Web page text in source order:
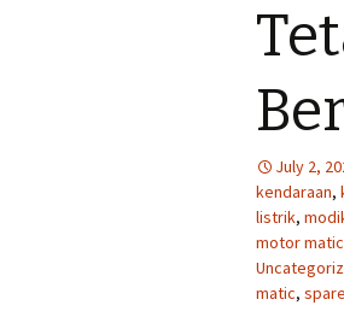
July 2,
kendaraan,
listrik,
motor matic
matic,